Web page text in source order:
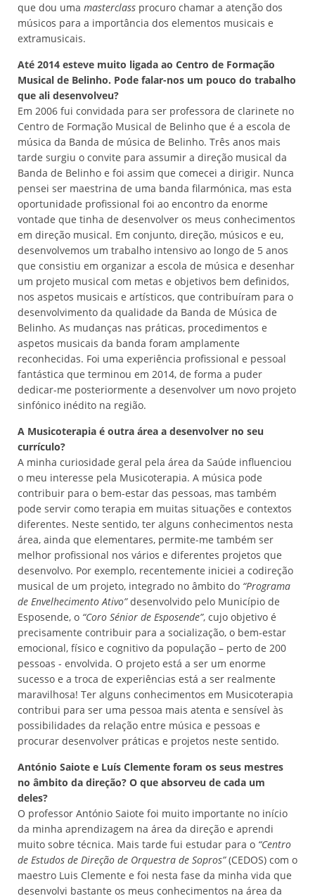
que dou uma masterclass procuro chamar a atenção dos
músicos para a importância dos elementos musicais e
extramusicais.
Até 2014 esteve muito ligada ao Centro de Formação
Musical de Belinho. Pode falar-nos um pouco do trabalho
que ali desenvolveu?
Em 2006 fui convidada para ser professora de clarinete no
Centro de Formação Musical de Belinho que é a escola de
música da Banda de música de Belinho. Três anos mais
tarde surgiu o convite para assumir a direção musical da
Banda de Belinho e foi assim que comecei a dirigir. Nunca
pensei ser maestrina de uma banda filarmónica, mas esta
oportunidade profissional foi ao encontro da enorme
vontade que tinha de desenvolver os meus conhecimentos
em direção musical. Em conjunto, direção, músicos e eu,
desenvolvemos um trabalho intensivo ao longo de 5 anos
que consistiu em organizar a escola de música e desenhar
um projeto musical com metas e objetivos bem definidos,
nos aspetos musicais e artísticos, que contribuíram para o
desenvolvimento da qualidade da Banda de Música de
Belinho. As mudanças nas práticas, procedimentos e
aspetos musicais da banda foram amplamente
reconhecidas. Foi uma experiência profissional e pessoal
fantástica que terminou em 2014, de forma a puder
dedicar-me posteriormente a desenvolver um novo projeto
sinfónico inédito na região.
A Musicoterapia é outra área a desenvolver no seu
currículo?
A minha curiosidade geral pela área da Saúde influenciou
o meu interesse pela Musicoterapia. A música pode
contribuir para o bem-estar das pessoas, mas também
pode servir como terapia em muitas situações e contextos
diferentes. Neste sentido, ter alguns conhecimentos nesta
área, ainda que elementares, permite-me também ser
melhor profissional nos vários e diferentes projetos que
desenvolvo. Por exemplo, recentemente iniciei a codireção
musical de um projeto, integrado no âmbito do “Programa
de Envelhecimento Ativo”desenvolvido pelo Município de
Esposende, o “Coro Sénior de Esposende”, cujo objetivo é
precisamente contribuir para a socialização, o bem-estar
emocional, físico e cognitivo da população – perto de 200
pessoas - envolvida. O projeto está a ser um enorme
sucesso e a troca de experiências está a ser realmente
maravilhosa! Ter alguns conhecimentos em Musicoterapia
contribui para ser uma pessoa mais atenta e sensível às
possibilidades da relação entre música e pessoas e
procurar desenvolver práticas e projetos neste sentido.
António Saiote e Luís Clemente foram os seus mestres
no âmbito da direção? O que absorveu de cada um
deles?
O professor António Saiote foi muito importante no início
da minha aprendizagem na área da direção e aprendi
muito sobre técnica. Mais tarde fui estudar para o “Centro
de Estudos de Direção de Orquestra de Sopros”(CEDOS) com o
maestro Luis Clemente e foi nesta fase da minha vida que
desenvolvi bastante os meus conhecimentos na área da